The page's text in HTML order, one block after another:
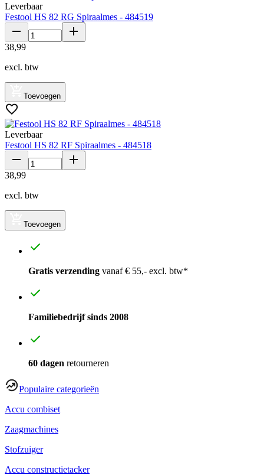
Leverbaar
Festool HS 82 RG Spiraalmes - 484519
38,99
excl. btw
Toevoegen
Leverbaar
Festool HS 82 RF Spiraalmes - 484518
38,99
excl. btw
Toevoegen
Gratis verzending vanaf € 55,- excl. btw*
Familiebedrijf sinds 2008
60 dagen retourneren
Populaire categorieën
Accu combiset
Zaagmachines
Stofzuiger
Accu constructietacker